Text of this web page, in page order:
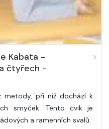
Kabata -
čtyřech -
metody, při níž dochází k
smyček. Tento cvik je
a ramenních svalů.